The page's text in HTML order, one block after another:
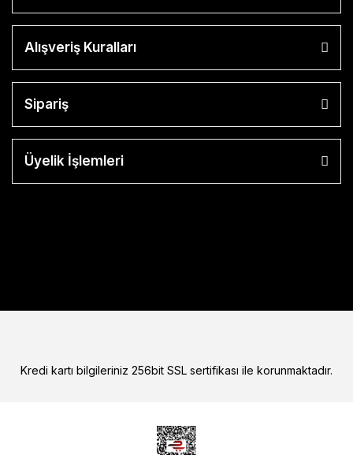
Alışveriş Kuralları
Sipariş
Üyelik İşlemleri
Kredi kartı bilgileriniz 256bit SSL sertifikası ile korunmaktadır.